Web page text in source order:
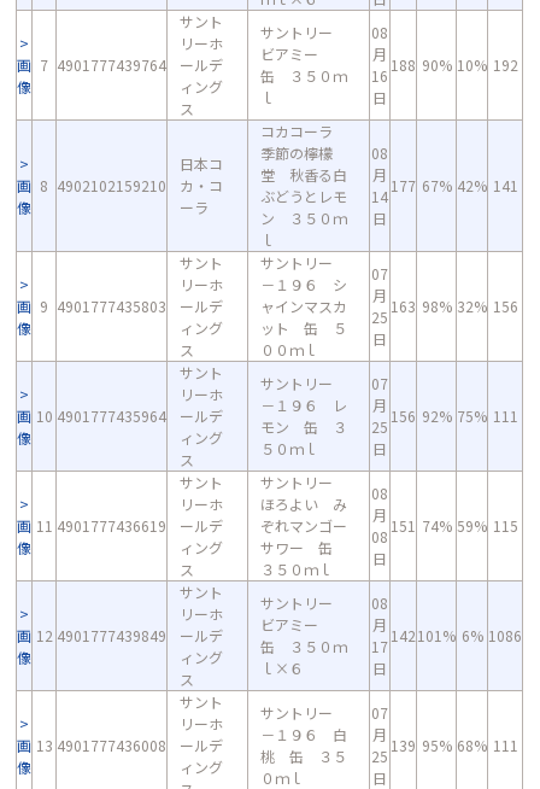
画
像
7 4901777439764
サント
リーホ
ールデ
ィング
ス
サントリー
ビアミー
缶 ３５０ｍ
ｌ
08
月
16
日
188 90% 10% 192
画
像
8 4902102159210
日本コ
カ・コ
ーラ
コカコーラ
季節の檸檬
堂 秋香る白
ぶどうとレモ
ン ３５０ｍ
ｌ
08
月
14
日
177 67% 42% 141
画
像
9 4901777435803
サント
リーホ
ールデ
ィング
ス
サントリー
－１９６ シ
ャインマスカ
ット 缶 ５
００ｍｌ
07
月
25
日
163 98% 32% 156
画
像
10 4901777435964
サント
リーホ
ールデ
ィング
ス
サントリー
－１９６ レ
モン 缶 ３
５０ｍｌ
07
月
25
日
156 92% 75% 111
画
像
11 4901777436619
サント
リーホ
ールデ
ィング
ス
サントリー
ほろよい み
ぞれマンゴー
サワー 缶
３５０ｍｌ
08
月
08
日
151 74% 59% 115
画
像
12 4901777439849
サント
リーホ
ールデ
ィング
ス
サントリー
ビアミー
缶 ３５０ｍ
ｌ×６
08
月
17
日
142101% 6% 1086
画
像
13 4901777436008
サント
リーホ
ールデ
ィング
サントリー
－１９６ 白
桃 缶 ３５
０ｍｌ
07
月
25
日
139 95% 68% 111